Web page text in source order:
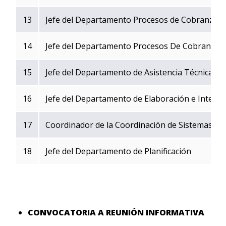
13 Jefe del Departamento Procesos de Cobranza -
14 Jefe del Departamento Procesos De Cobranza
15 Jefe del Departamento de Asistencia Técnica
16 Jefe del Departamento de Elaboración e
17 Coordinador de la Coordinación de Sistemas
18 Jefe del Departamento de Planificación
CONVOCATORIA A REUNIÓN INFORMATIVA